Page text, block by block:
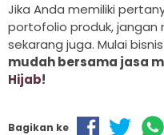
Jika Anda memiliki
portofolio produk, jangan
sekarang juga. Mulai
mudah bersama jasa
Hijab!
Bagikan ke